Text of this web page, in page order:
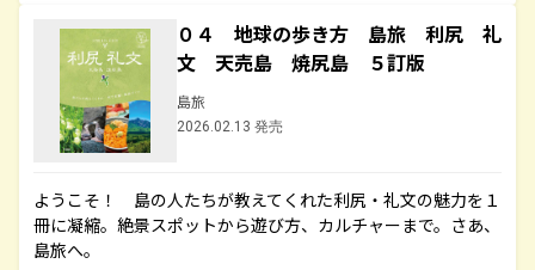
０４ 地球の歩き方 島旅 利尻 礼
文 天売島 焼尻島 ５訂版
島旅
2026.02.13 発売
ようこそ！ 島の人たちが教えてくれた利尻・礼文の魅力を１
冊に凝縮。絶景スポットから遊び方、カルチャーまで。さあ、
島旅へ。